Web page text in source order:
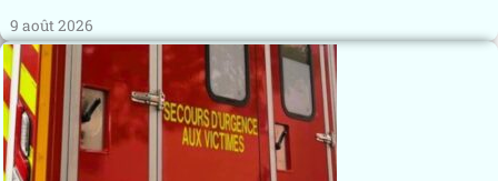
9 août 2026